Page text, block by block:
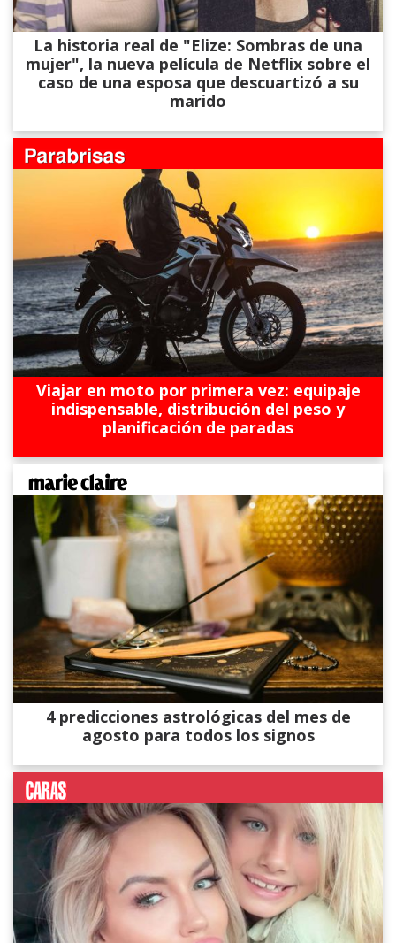
La historia real de "Elize: Sombras de una
mujer", la nueva película de Netflix sobre el
caso de una esposa que descuartizó a su
marido
Viajar en moto por primera vez: equipaje
indispensable, distribución del peso y
planificación de paradas
4 predicciones astrológicas del mes de
agosto para todos los signos